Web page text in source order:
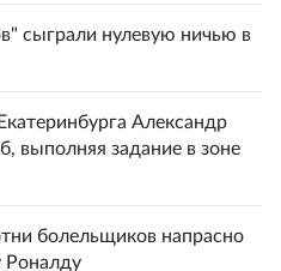
сыграли нулевую ничью в
Александр
выполняя задание в зоне
болельщиков напрасно
Роналду